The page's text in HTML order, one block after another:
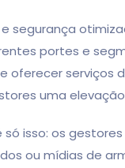
segurança
portes e
oferecer serviços
uma
só isso: os
ou mídias de